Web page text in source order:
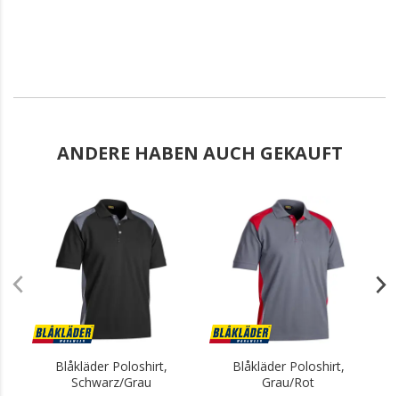
ANDERE HABEN AUCH GEKAUFT
Blåkläder Poloshirt,
Schwarz/Grau
Blåkläder Poloshirt,
Grau/Rot